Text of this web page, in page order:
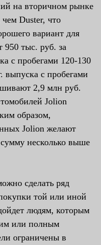
на вторичном рынке
Duster, что
вариант для
тыс. руб. за
с пробегами 120-130
выпуска с пробегами
2,9 млн руб.
Jolion
образом,
Jolion желают
несколько выше
сделать ряд
той или иной
людям, которым
или полным
ограничены в